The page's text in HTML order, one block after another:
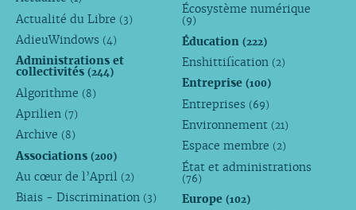
Actualité du Libre (3)
AdieuWindows (4)
Administrations et
collectivités (244)
Algorithme (8)
Aprilien (7)
Archive (8)
Associations (200)
Au cœur de l’April (2)
Biais - Discrimination (3)
Écosystème numérique
(9)
Éducation(222)
Enshittification (2)
Entreprise(100)
Entreprises (69)
Environnement (21)
Espace membre (2)
État et administrations
(76)
Europe(102)